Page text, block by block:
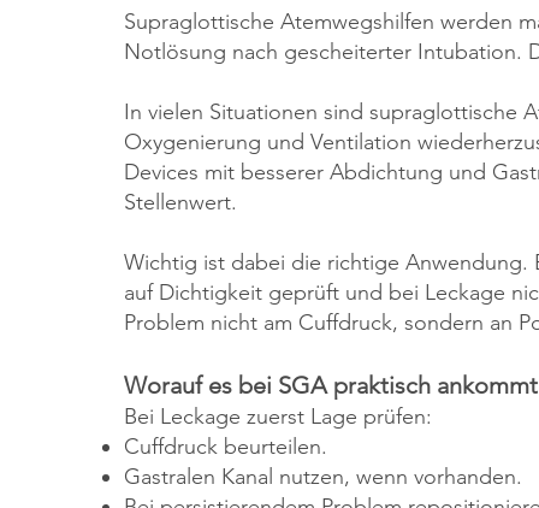
Supraglottische Atemwegshilfen werden
Notlösung nach gescheiterter Intubation.
In vielen Situationen sind supraglottische
Oxygenierung und Ventilation
Devices mit besserer Abdichtung und
Stellenwert.
Wichtig ist dabei die richtige Anwendung.
auf Dichtigkeit geprüft und bei Leckage
Problem nicht am Cuffdruck, sondern an
Worauf es bei SGA praktisch ankommt
Bei Leckage zuerst Lage prüfen:
Cuffdruck beurteilen.
Gastralen Kanal nutzen, wenn vorhanden.